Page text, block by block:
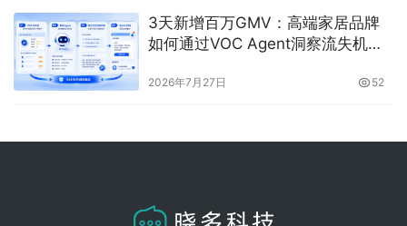
3天新增百万GMV：高端家居品牌
如何通过VOC Agent洞察流失机
2026年7月27日 52